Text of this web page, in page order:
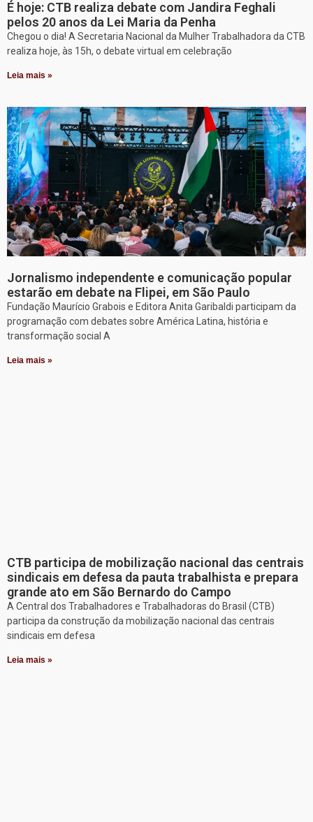
É hoje: CTB realiza debate com Jandira Feghali
pelos 20 anos da Lei Maria da Penha
Chegou o dia! A Secretaria Nacional da Mulher Trabalhadora da CTB
realiza hoje, às 15h, o debate virtual em celebração
Leia mais »
Jornalismo independente e comunicação popular
estarão em debate na Flipei, em São Paulo
Fundação Maurício Grabois e Editora Anita Garibaldi participam da
programação com debates sobre América Latina, história e
transformação social A
Leia mais »
CTB participa de mobilização nacional das centrais
sindicais em defesa da pauta trabalhista e prepara
grande ato em São Bernardo do Campo
A Central dos Trabalhadores e Trabalhadoras do Brasil (CTB)
participa da construção da mobilização nacional das centrais
sindicais em defesa
Leia mais »